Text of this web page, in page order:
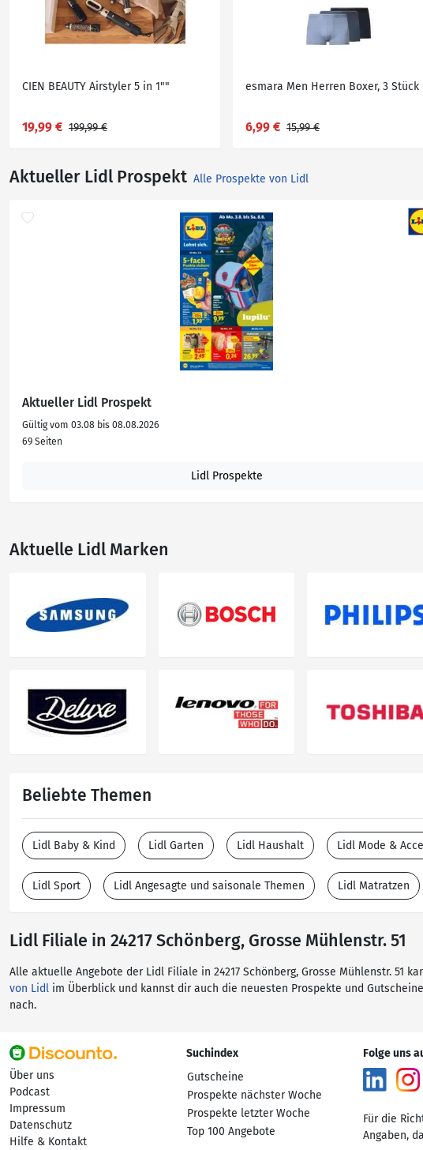
CIEN BEAUTY Airstyler 5 in 1""
19,99 € 199,99 €
esmara Men Herren Boxer, 3 Stück
6,99 € 15,99 €
Aktueller Lidl Prospekt Alle Prospekte von Lidl
Aktueller Lidl Prospekt
Gültig vom 03.08 bis 08.08.2026
69 Seiten
Lidl Prospekte
Aktuelle Lidl Marken
Beliebte Themen
Lidl Baby & Kind Lidl Garten Lidl Haushalt Lidl Mode &
Lidl Sport Lidl Angesagte und saisonale Themen Lidl Matratzen
Lidl Filiale in 24217 Schönberg, Grosse Mühlenstr. 51
Alle aktuelle Angebote der Lidl Filiale in 24217 Schönberg, Grosse Mühlenstr.
von Lidl im Überblick und kannst dir auch die neuesten Prospekte und
nach.
Über uns
Podcast
Impressum
Datenschutz
Hilfe & Kontakt
Suchindex
Gutscheine
Prospekte nächster Woche
Prospekte letzter Woche
Top 100 Angebote
Folge uns
Für die
Angaben,